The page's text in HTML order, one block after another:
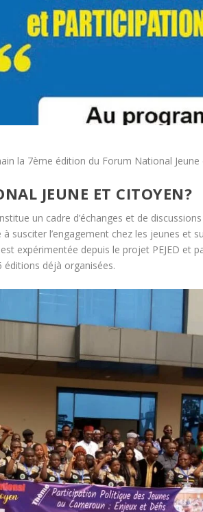
la 7ème édition du Forum National
JEUNE ET CITOYEN?
un cadre d’échanges et de
susciter l’engagement chez les jeunes et
expérimentée depuis le projet PEJED et
déjà organisées.